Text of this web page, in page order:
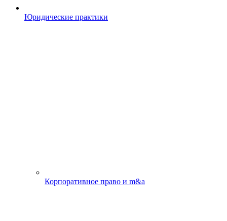
Юридические практики
Корпоративное право и m&a